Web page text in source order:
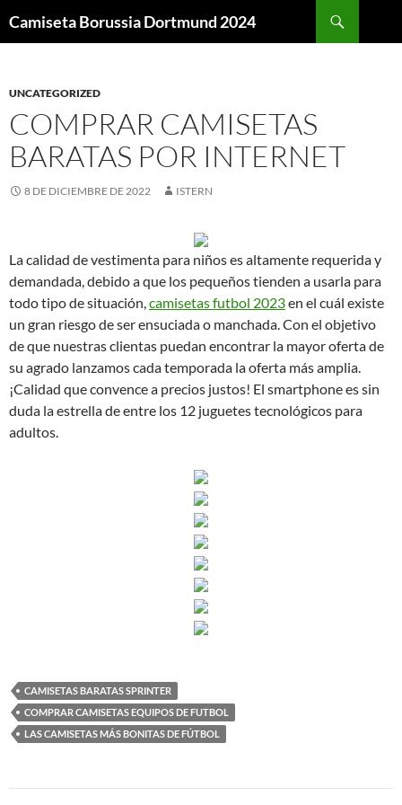
Camiseta Borussia Dortmund 2024
UNCATEGORIZED
COMPRAR CAMISETAS
BARATAS POR INTERNET
8 DE DICIEMBRE DE 2022 ISTERN
La calidad de vestimenta para niños es altamente requerida y
demandada, debido a que los pequeños tienden a usarla para
todo tipo de situación,camisetas futbol 2023en el cuál existe
un gran riesgo de ser ensuciada o manchada. Con el objetivo
de que nuestras clientas puedan encontrar la mayor oferta de
su agrado lanzamos cada temporada la oferta más amplia.
¡Calidad que convence a precios justos! El smartphone es sin
duda la estrella de entre los 12 juguetes tecnológicos para
adultos.
CAMISETAS BARATAS SPRINTER
COMPRAR CAMISETAS EQUIPOS DE FUTBOL
LAS CAMISETAS MÁS BONITAS DE FÚTBOL